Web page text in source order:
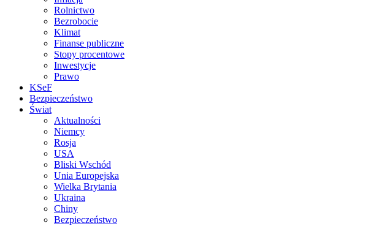
Rolnictwo
Bezrobocie
Klimat
Finanse publiczne
Stopy procentowe
Inwestycje
Prawo
KSeF
Bezpieczeństwo
Świat
Aktualności
Niemcy
Rosja
USA
Bliski Wschód
Unia Europejska
Wielka Brytania
Ukraina
Chiny
Bezpieczeństwo